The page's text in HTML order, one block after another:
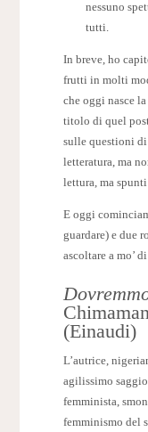
nessuno
tutti.
In breve, ho
frutti in molti
che oggi nasce
titolo di quel
sulle questioni di
letteratura, ma
lettura, ma
E oggi
guardare) e due
ascoltare a mo’
(Einaudi)
L’autrice,
agilissimo
femminista,
femminismo del